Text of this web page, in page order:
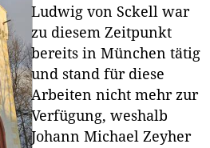
Ludwig von Sckell war
zu diesem Zeitpunkt
bereits in München tätig
und stand für diese
Arbeiten nicht mehr zur
Verfügung, weshalb
Johann Michael Zeyher